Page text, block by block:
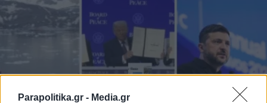
Parapolitika.gr - Media.gr